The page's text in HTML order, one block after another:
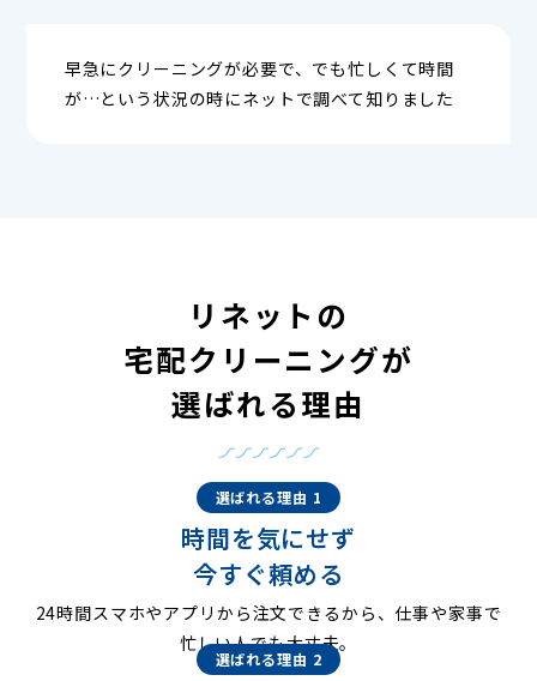
早急にクリーニングが必要で、でも忙しくて時間
が…という状況の時にネットで調べて知りました
リネットの
宅配クリーニングが
選ばれる理由
選ばれる理由 1
時間を気にせず
今すぐ頼める
24時間スマホやアプリから注文できるから、仕事や家事で
忙しい人でも大丈夫。
選ばれる理由 2